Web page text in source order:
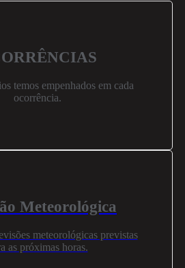
temos empenhados em cada
ocorrência.
Meteorológica
meteorológicas previstas
as próximas horas.